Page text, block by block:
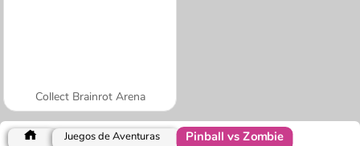
Collect Brainrot Arena
Juegos de Aventuras Pinball vs Zombie